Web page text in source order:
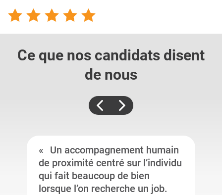
Ce que nos candidats disent
de nous
Un accompagnement humain
de proximité centré sur l’individu
qui fait beaucoup de bien
lorsque l’on recherche un job.